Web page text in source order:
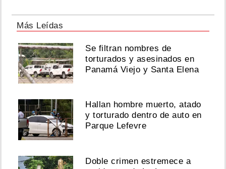
Más Leídas
Se filtran nombres de
torturados y asesinados en
Panamá Viejo y Santa Elena
Hallan hombre muerto, atado
y torturado dentro de auto en
Parque Lefevre
Doble crimen estremece a